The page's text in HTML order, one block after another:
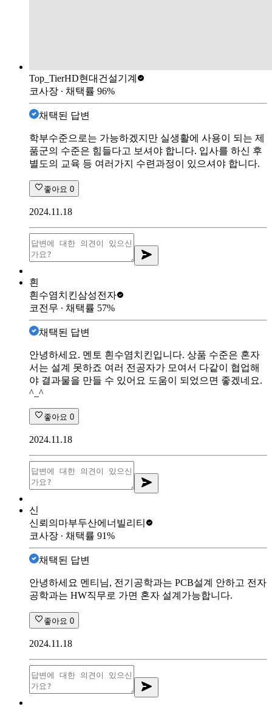
Top_TierHD현대건설기계
코사장 ∙ 채택률 96%
채택된 답변
학부수준으로는 가능하겠지만 실생활에 사용이 되는 제
품군의 수준은 힘들다고 보셔야 합니다. 입사를 하신 후
별도의 교육 등 여러가지 수련과정이 있으셔야 합니다.
좋아요 0
2024.11.18
흰
흰수염치킨삼성전자
코전무 ∙ 채택률 57%
채택된 답변
안녕하세요. 멘토 흰수염치킨입니다. 상품 수준은 혼자
서는 설계 못하죠 여러 전공자가 모여서 다같이 협업해
야 결과물을 만들 수 있어요 도움이 되었으면 좋겠네요.
^_^
좋아요 0
2024.11.18
신
신뢰의마부두산에너빌리티
코사장 ∙ 채택률 91%
채택된 답변
안녕하세요 멘티님, 전기공학과는 PCB설계 안하고 전자
공학과는 HW직무로 가면 혼자 설계가능합니다.
좋아요 0
2024.11.18